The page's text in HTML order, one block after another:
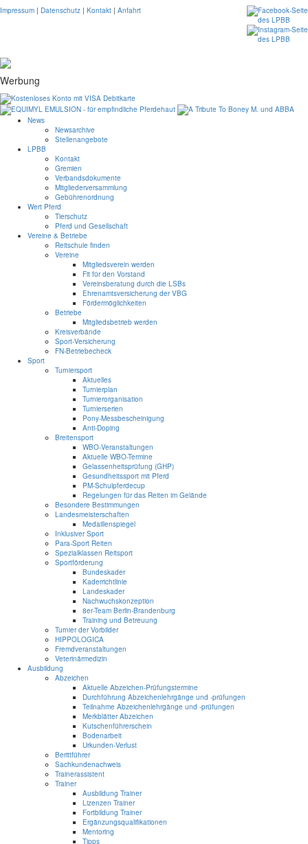
Impressum | Datenschutz | Kontakt | Anfahrt
Werbung
News
Newsarchive
Stellenangebote
LPBB
Kontakt
Gremien
Verbandsdokumente
Mitgliederversammlung
Gebührenordnung
Wert Pferd
Tierschutz
Pferd und Gesellschaft
Vereine & Betriebe
Reitschule finden
Vereine
Mitgliedsverein werden
Fit für den Vorstand
Vereinsberatung durch die LSBs
Ehrenamtsversicherung der VBG
Fördermöglichkeiten
Betriebe
Mitgliedsbetrieb werden
Kreisverbände
Sport-Versicherung
FN-Betriebecheck
Sport
Turniersport
Aktuelles
Turnierplan
Turnierorganisation
Turnierserien
Pony-Messbescheinigung
Anti-Doping
Breitensport
WBO-Veranstaltungen
Aktuelle WBO-Termine
Gelassenheitsprüfung (GHP)
Gesundheitssport mit Pferd
PM-Schulpferdecup
Regelungen für das Reiten im Gelände
Besondere Bestimmungen
Landesmeisterschaften
Medaillenspiegel
Inklusiver Sport
Para-Sport Reiten
Spezialklassen Reitsport
Sportförderung
Bundeskader
Kaderrichtlinie
Landeskader
Nachwuchskonzeption
8er-Team Berlin-Brandenburg
Training und Betreuung
Turnier der Vorbilder
HIPPOLOGICA
Fremdveranstaltungen
Veterinärmedizin
Ausbildung
Abzeichen
Aktuelle Abzeichen-Prüfungstermine
Durchführung Abzeichenlehrgänge und -prüfungen
Teilnahme Abzeichenlehrgänge und -prüfungen
Merkblätter Abzeichen
Kutschenführerschein
Bodenarbeit
Urkunden-Verlust
Berittführer
Sachkundenachweis
Trainerassistent
Trainer
Ausbildung Trainer
Lizenzen Trainer
Fortbildung Trainer
Ergänzungsqualifikationen
Mentoring
Tipps